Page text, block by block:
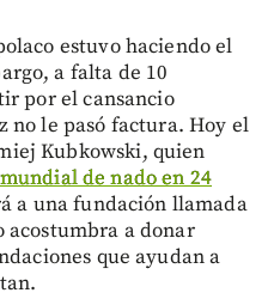
estuvo haciendo el
a falta de 10
por el cansancio
no le pasó factura. Hoy el
Kubkowski, quien
de nado en 24
a una fundación llamada
acostumbra a donar
que ayudan a